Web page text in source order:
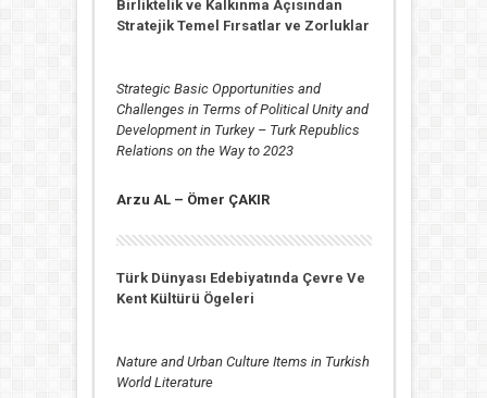
Birliktelik ve Kalkınma Açısından
Stratejik Temel Fırsatlar ve Zorluklar
Strategic Basic Opportunities and
Challenges in Terms of Political Unity and
Development in Turkey – Turk Republics
Relations on the Way to 2023
Arzu AL – Ömer ÇAKIR
Türk Dünyası Edebiyatında Çevre Ve
Kent Kültürü Ögeleri
Nature and Urban Culture Items in Turkish
World Literature